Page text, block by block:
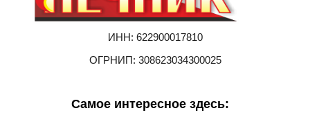
ИНН: 622900017810
ОГРНИП: 308623034300025
Самое интересное здесь: